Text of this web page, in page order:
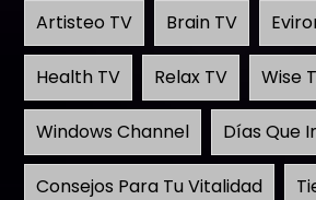
Artisteo TV Brain TV
Health TV Relax TV Wise
Windows Channel Días Que
Consejos Para Tu Vitalidad